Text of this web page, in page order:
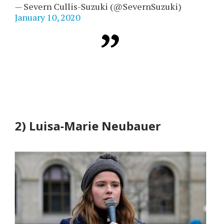
— Severn Cullis-Suzuki (@SevernSuzuki)
January 10, 2020
2) Luisa-Marie Neubauer